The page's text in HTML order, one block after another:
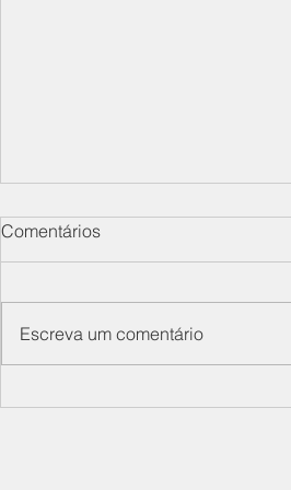
Comentários
Escreva um comentário